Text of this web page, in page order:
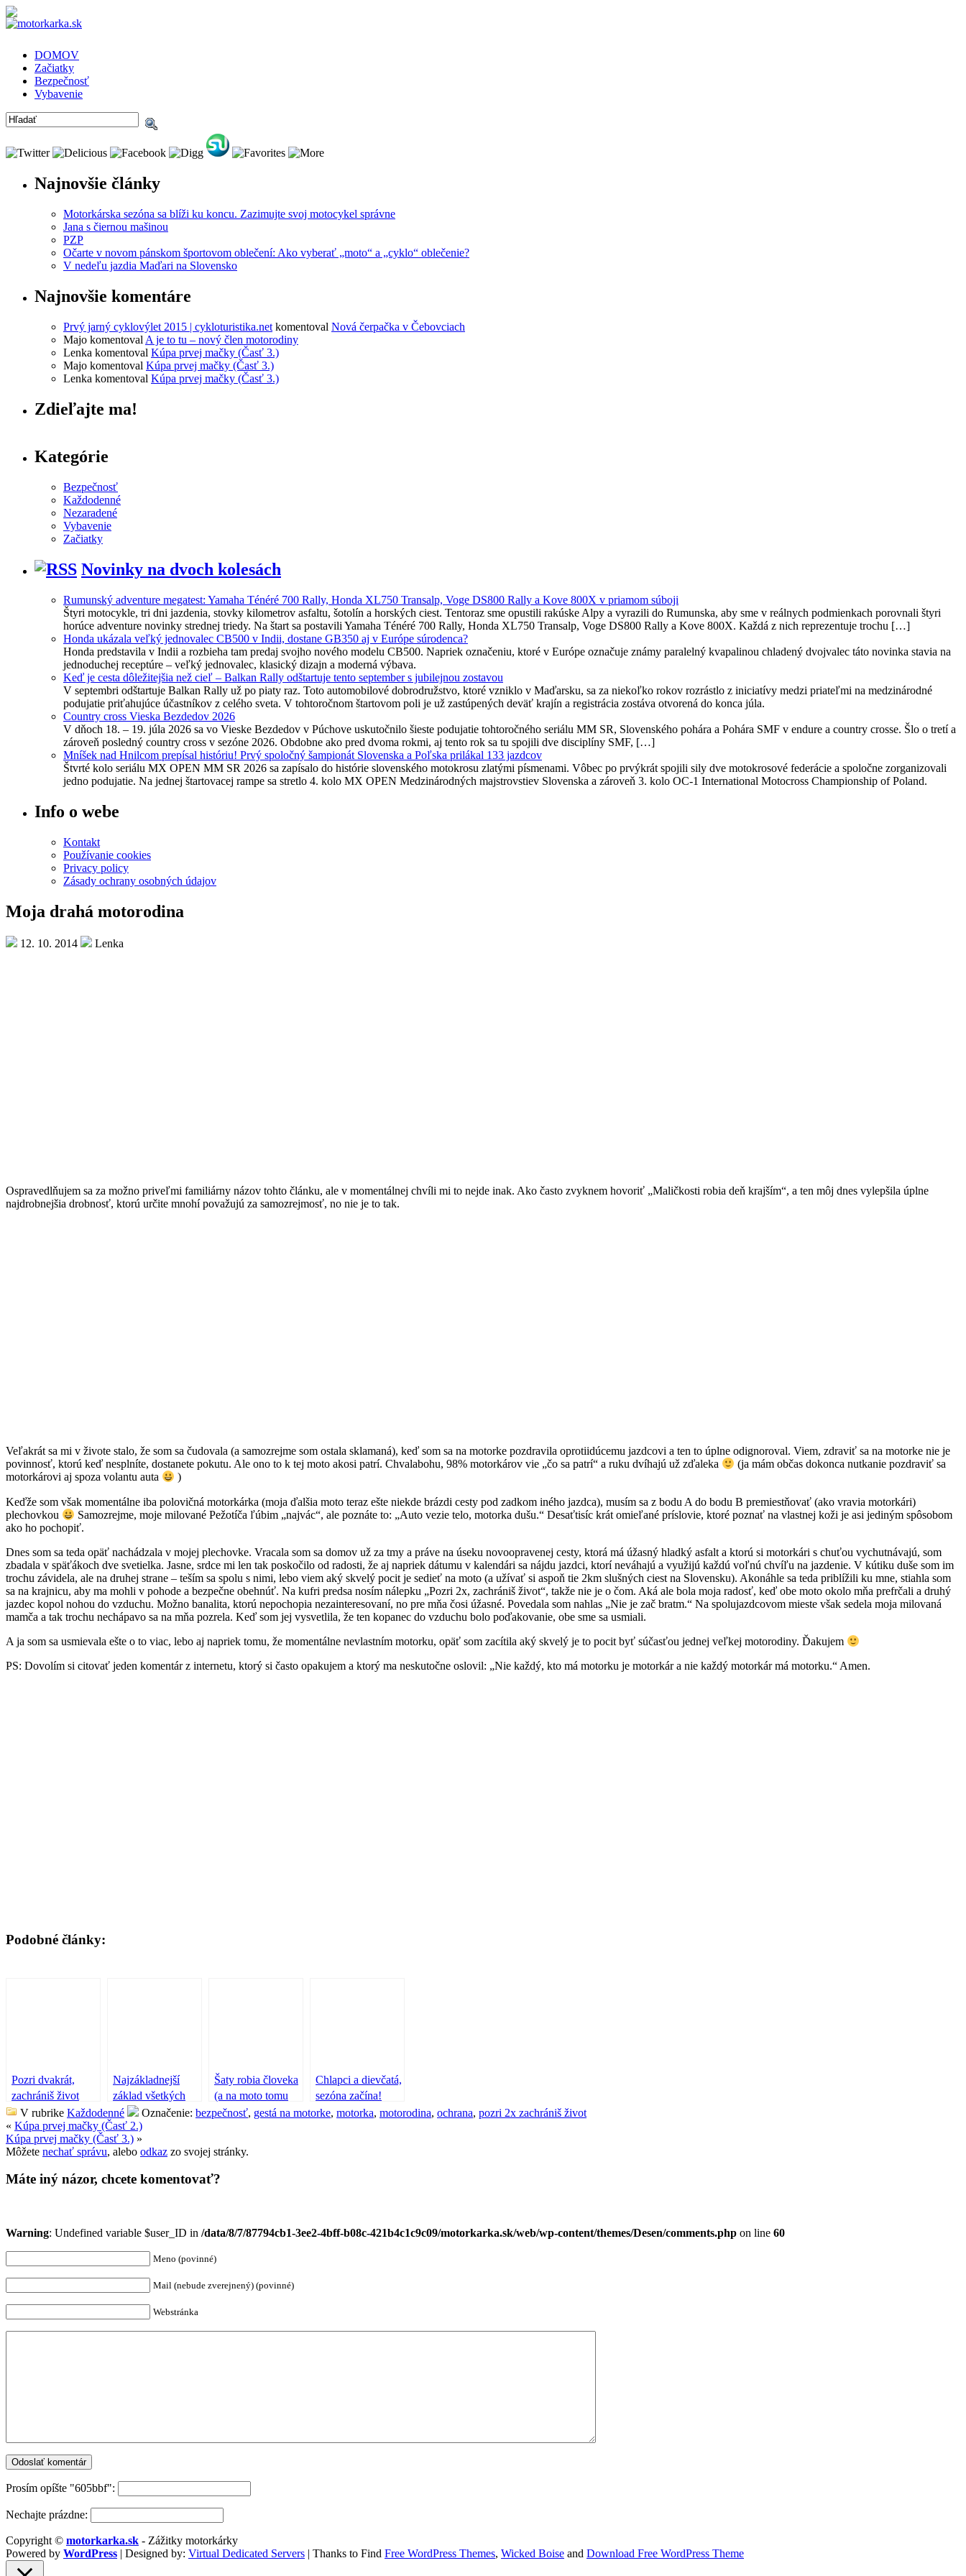
DOMOV
Začiatky
Bezpečnosť
Vybavenie
Najnovšie články
Motorkárska sezóna sa blíži ku koncu. Zazimujte svoj motocykel správne
Jana s čiernou mašinou
PZP
Očarte v novom pánskom športovom oblečení: Ako vyberať „moto“ a „cyklo“ oblečenie?
V nedeľu jazdia Maďari na Slovensko
Najnovšie komentáre
Prvý jarný cyklovýlet 2015 | cykloturistika.net komentoval Nová čerpačka v Čebovciach
Majo komentoval A je to tu – nový člen motorodiny
Lenka komentoval Kúpa prvej mačky (Časť 3.)
Majo komentoval Kúpa prvej mačky (Časť 3.)
Lenka komentoval Kúpa prvej mačky (Časť 3.)
Zdieľajte ma!
Kategórie
Bezpečnosť
Každodenné
Nezaradené
Vybavenie
Začiatky
Novinky na dvoch kolesách
Rumunský adventure megatest: Yamaha Ténéré 700 Rally, Honda XL750 Transalp, Voge DS800 Rally a Kove 800X v priamom súboji
Štyri motocykle, tri dni jazdenia, stovky kilometrov asfaltu, šotolín a horských ciest. Tentoraz sme opustili rakúske Alpy a vyrazili do Rumunska, aby sme v reálnych podmienkach porovnali štyri
horúce adventure novinky strednej triedy. Na štart sa postavili Yamaha Ténéré 700 Rally, Honda XL750 Transalp, Voge DS800 Rally a Kove 800X. Každá z nich reprezentuje trochu […]
Honda ukázala veľký jednovalec CB500 v Indii, dostane GB350 aj v Európe súrodenca?
Honda predstavila v Indii a rozbieha tam predaj svojho nového modelu CB500. Napriek označeniu, ktoré v Európe označuje známy paralelný kvapalinou chladený dvojvalec táto novinka stavia na
jednoduchej receptúre – veľký jednovalec, klasický dizajn a moderná výbava.
Keď je cesta dôležitejšia než cieľ – Balkan Rally odštartuje tento september s jubilejnou zostavou
V septembri odštartuje Balkan Rally už po piaty raz. Toto automobilové dobrodružstvo, ktoré vzniklo v Maďarsku, sa za niekoľko rokov rozrástlo z iniciatívy medzi priateľmi na medzinárodné
podujatie priťahujúce účastníkov z celého sveta. V tohtoročnom štartovom poli je už zastúpených deväť krajín a registrácia zostáva otvorená do konca júla.
Country cross Vieska Bezdedov 2026
V dňoch 18. – 19. júla 2026 sa vo Vieske Bezdedov v Púchove uskutočnilo šieste podujatie tohtoročného seriálu MM SR, Slovenského pohára a Pohára SMF v endure a country crosse. Šlo o tretí a
zároveň posledný country cross v sezóne 2026. Obdobne ako pred dvoma rokmi, aj tento rok sa tu spojili dve disciplíny SMF, […]
Mníšek nad Hnilcom prepísal históriu! Prvý spoločný šampionát Slovenska a Poľska prilákal 133 jazdcov
Štvrté kolo seriálu MX OPEN MM SR 2026 sa zapísalo do histórie slovenského motokrosu zlatými písmenami. Vôbec po prvýkrát spojili sily dve motokrosové federácie a spoločne zorganizovali
jedno podujatie. Na jednej štartovacej rampe sa stretlo 4. kolo MX OPEN Medzinárodných majstrovstiev Slovenska a zároveň 3. kolo OC-1 International Motocross Championship of Poland.
Info o webe
Kontakt
Používanie cookies
Privacy policy
Zásady ochrany osobných údajov
Moja drahá motorodina
12. 10. 2014 Lenka
Ospravedlňujem sa za možno priveľmi familiárny názov tohto článku, ale v momentálnej chvíli mi to nejde inak. Ako často zvyknem hovoriť „Maličkosti robia deň krajším“, a ten môj dnes vylepšila úplne
najdrobnejšia drobnosť, ktorú určite mnohí považujú za samozrejmosť, no nie je to tak.
Veľakrát sa mi v živote stalo, že som sa čudovala (a samozrejme som ostala sklamaná), keď som sa na motorke pozdravila oprotiidúcemu jazdcovi a ten to úplne odignoroval. Viem, zdraviť sa na motorke nie je
povinnosť, ktorú keď nesplníte, dostanete pokutu. Ale ono to k tej moto akosi patrí. Chvalabohu, 98% motorkárov vie „čo sa patrí“ a ruku dvíhajú už zďaleka
(ja mám občas dokonca nutkanie pozdraviť sa
motorkárovi aj spoza volantu auta
)
Keďže som však momentálne iba polovičná motorkárka (moja ďalšia moto teraz ešte niekde brázdi cesty pod zadkom iného jazdca), musím sa z bodu A do bodu B premiestňovať (ako vravia motorkári)
plechovkou
Samozrejme, moje milované Pežotíča ľúbim „najvác“, ale poznáte to: „Auto vezie telo, motorka dušu.“ Desaťtisíc krát omieľané príslovie, ktoré poznať na vlastnej koži je asi jediným spôsobom
ako ho pochopiť.
Dnes som sa teda opäť nachádzala v mojej plechovke. Vracala som sa domov už za tmy a práve na úseku novoopravenej cesty, ktorá má úžasný hladký asfalt a ktorú si motorkári s chuťou vychutnávajú, som
zbadala v späťákoch dve svetielka. Jasne, srdce mi len tak poskočilo od radosti, že aj napriek dátumu v kalendári sa nájdu jazdci, ktorí neváhajú a využijú každú voľnú chvíľu na jazdenie. V kútiku duše som im
trochu závidela, ale na druhej strane – teším sa spolu s nimi, lebo viem aký skvelý pocit je sedieť na moto (a užívať si aspoň tie 2km slušných ciest na Slovensku). Akonáhle sa teda priblížili ku mne, stiahla som
sa na krajnicu, aby ma mohli v pohode a bezpečne obehnúť. Na kufri predsa nosím nálepku „Pozri 2x, zachrániš život“, takže nie je o čom. Aká ale bola moja radosť, keď obe moto okolo mňa prefrčali a druhý
jazdec kopol nohou do vzduchu. Možno banalita, ktorú nepochopia nezainteresovaní, no pre mňa čosi úžasné. Povedala som nahlas „Nie je zač bratm.“ Na spolujazdcovom mieste však sedela moja milovaná
mamča a tak trochu nechápavo sa na mňa pozrela. Keď som jej vysvetlila, že ten kopanec do vzduchu bolo poďakovanie, obe sme sa usmiali.
A ja som sa usmievala ešte o to viac, lebo aj napriek tomu, že momentálne nevlastním motorku, opäť som zacítila aký skvelý je to pocit byť súčasťou jednej veľkej motorodiny. Ďakujem
PS: Dovolím si citovať jeden komentár z internetu, ktorý si často opakujem a ktorý ma neskutočne oslovil: „Nie každý, kto má motorku je motorkár a nie každý motorkár má motorku.“ Amen.
Podobné články:
Pozri dvakrát,
zachrániš život
Najzákladnejší
základ všetkých
základov – prilba
Šaty robia človeka
(a na moto tomu
nie je inak)
Chlapci a dievčatá,
sezóna začína!
V rubrike Každodenné Označenie: bezpečnosť, gestá na motorke, motorka, motorodina, ochrana, pozri 2x zachrániš život
« Kúpa prvej mačky (Časť 2.)
Kúpa prvej mačky (Časť 3.) »
Môžete nechať správu, alebo odkaz zo svojej stránky.
Máte iný názor, chcete komentovať?
Warning: Undefined variable $user_ID in /data/8/7/87794cb1-3ee2-4bff-b08c-421b4c1c9c09/motorkarka.sk/web/wp-content/themes/Desen/comments.php on line 60
Meno (povinné)
Mail (nebude zverejnený) (povinné)
Webstránka
Prosím opíšte "605bbf":
Nechajte prázdne:
Copyright © motorkarka.sk - Zážitky motorkárky
Powered by WordPress | Designed by: Virtual Dedicated Servers | Thanks to Find Free WordPress Themes, Wicked Boise and Download Free WordPress Theme